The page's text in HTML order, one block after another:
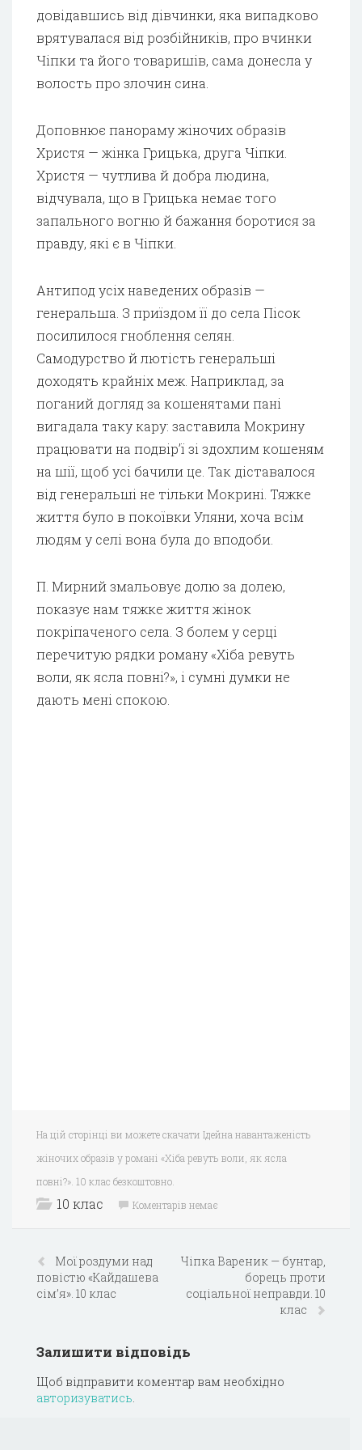
довідавшись від дівчинки, яка випадково
врятувалася від розбійників, про вчинки
Чіпки та його товаришів, сама донесла у
волость про злочин сина.
Доповнює панораму жіночих образів
Христя — жінка Грицька, друга Чіпки.
Христя — чутлива й добра людина,
відчувала, що в Грицька немає того
запального вогню й бажання боротися за
правду, які є в Чіпки.
Антипод усіх наведених образів —
генеральша. З приїздом її до села Пісок
посилилося гноблення селян.
Самодурство й лютість генеральші
доходять крайніх меж. Наприклад, за
поганий догляд за кошенятами пані
вигадала таку кару: заставила Мокрину
працювати на подвір’ї зі здохлим кошеням
на шії, щоб усі бачили це. Так діставалося
від генеральші не тільки Мокрині. Тяжке
життя було в покоївки Уляни, хоча всім
людям у селі вона була до вподоби.
П. Мирний змальовує долю за долею,
показує нам тяжке життя жінок
покріпаченого села. З болем у серці
перечитую рядки роману «Хіба ревуть
воли, як ясла повні?», і сумні думки не
дають мені спокою.
На цій сторінці ви можете скачати Ідейна навантаженість
жіночих образів у романі «Хіба ревуть воли, як ясла
повні?». 10 клас безкоштовно.
10 клас Коментарів немає
Мої роздуми над
повістю «Кайдашева
сім’я». 10 клас
Чіпка Вареник — бунтар,
борець проти
соціальної неправди. 10
клас
Залишити відповідь
Щоб відправити коментар вам необхідно
авторизуватись.